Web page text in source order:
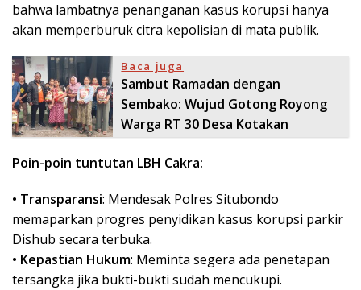
bahwa lambatnya penanganan kasus korupsi hanya
akan memperburuk citra kepolisian di mata publik.
Baca juga
Sambut Ramadan dengan
Sembako: Wujud Gotong Royong
Warga RT 30 Desa Kotakan
Poin-poin tuntutan LBH Cakra:
• Transparansi: Mendesak Polres Situbondo
memaparkan progres penyidikan kasus korupsi parkir
Dishub secara terbuka.
• Kepastian Hukum: Meminta segera ada penetapan
tersangka jika bukti-bukti sudah mencukupi.